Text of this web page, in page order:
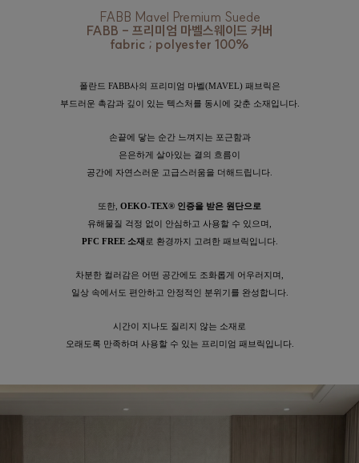
FABB Mavel Premium Suede
FABB - 프리미엄 마벨스웨이드 커버
fabric ; polyester 100%
폴란드 FABB사의 프리미엄 마벨(MAVEL) 패브릭은
부드러운 촉감과 깊이 있는 텍스처를 동시에 갖춘 소재입니다.
손끝에 닿는 순간 느껴지는 포근함과
은은하게 살아있는 결의 흐름이
공간에 자연스러운 고급스러움을 더해드립니다.
또한, OEKO-TEX® 인증을 받은 원단으로
유해물질 걱정 없이 안심하고 사용할 수 있으며,
PFC FREE 소재 로 환경까지 고려한 패브릭입니다.
차분한 컬러감은 어떤 공간에도 조화롭게 어우러지며,
일상 속에서도 편안하고 안정적인 분위기를 완성합니다.
시간이 지나도 질리지 않는 소재로
오래도록 만족하며 사용할 수 있는 프리미엄 패브릭입니다.